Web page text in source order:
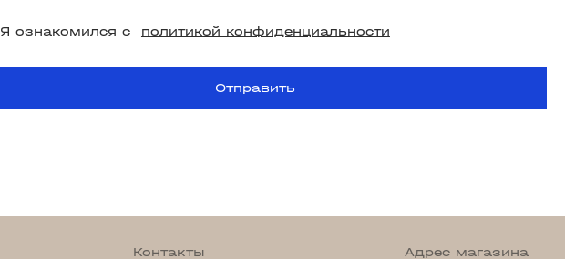
Я ознакомился с политикой конфиденциальности
Отправить
Контакты
Адрес магазина